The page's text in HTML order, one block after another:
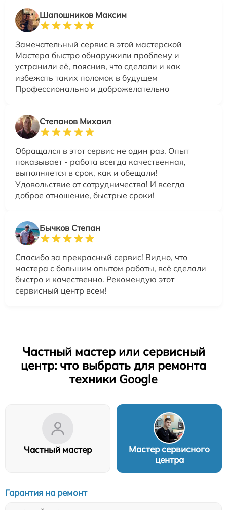
Шапошников Максим
Замечательный сервис в этой мастерской
Мастера быстро обнаружили проблему и
устранили её, пояснив, что сделали и как
избежать таких поломок в будущем
Профессионально и доброжелательно
Степанов Михаил
Обращался в этот сервис не один раз. Опыт
показывает - работа всегда качественная,
выполняется в срок, как и обещали!
Удовольствие от сотрудничества! И всегда
доброе отношение, быстрые сроки!
Бычков Степан
Спасибо за прекрасный сервис! Видно, что
мастера с большим опытом работы, всё сделали
быстро и качественно. Рекомендую этот
сервисный центр всем!
Частный мастер или сервисный
центр: что выбрать для ремонта
техники Google
Частный мастер
Мастер сервисного
центра
Гарантия на ремонт